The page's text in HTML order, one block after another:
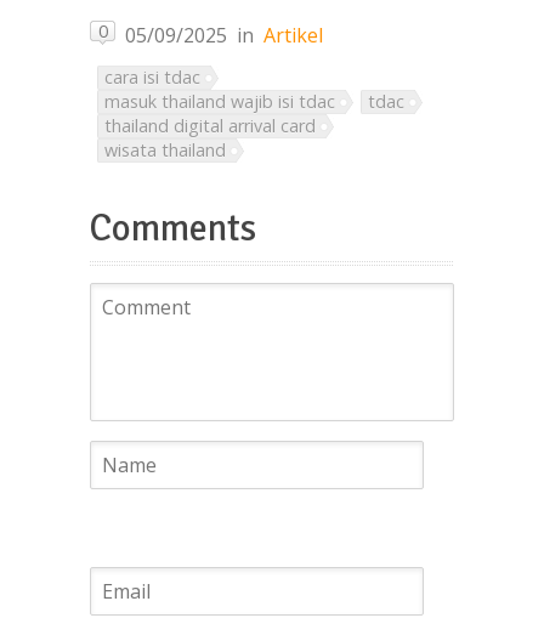
0 05/09/2025 in Artikel
cara isi tdac
masuk thailand wajib isi tdac
tdac
thailand digital arrival card
wisata thailand
Comments